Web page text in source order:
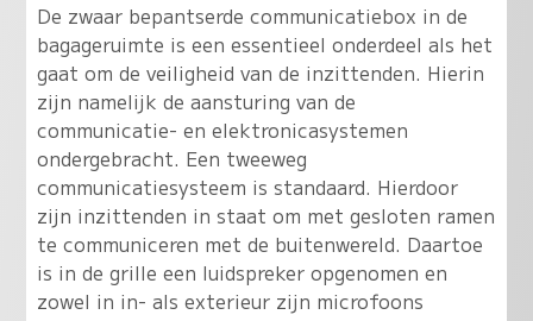
De zwaar bepantserde communicatiebox in de
bagageruimte is een essentieel onderdeel als het
gaat om de veiligheid van de inzittenden. Hierin
zijn namelijk de aansturing van de
communicatie- en elektronicasystemen
ondergebracht. Een tweeweg
communicatiesysteem is standaard. Hierdoor
zijn inzittenden in staat om met gesloten ramen
te communiceren met de buitenwereld. Daartoe
is in de grille een luidspreker opgenomen en
zowel in in- als exterieur zijn microfoons